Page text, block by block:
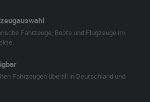
Fahrzeuge, Boote und Flugzeuge im
Fahrzeugen überall in Deutschland und